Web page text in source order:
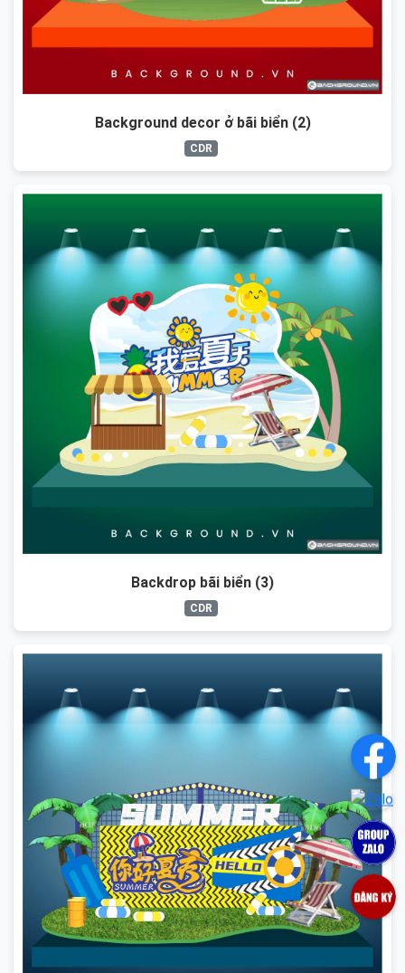
Background decor ở bãi biển (2)
CDR
Backdrop bãi biển (3)
CDR